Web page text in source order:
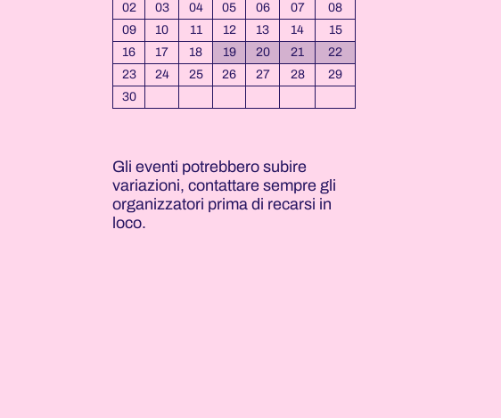
02
03 04 05 06 07
08
09
10 11 12 13 14
15
16
17 18 19 20 21
22
23
24 25 26 27 28
29
30
Gli eventi potrebbero subire
variazioni, contattare sempre gli
organizzatori prima di recarsi in
loco.